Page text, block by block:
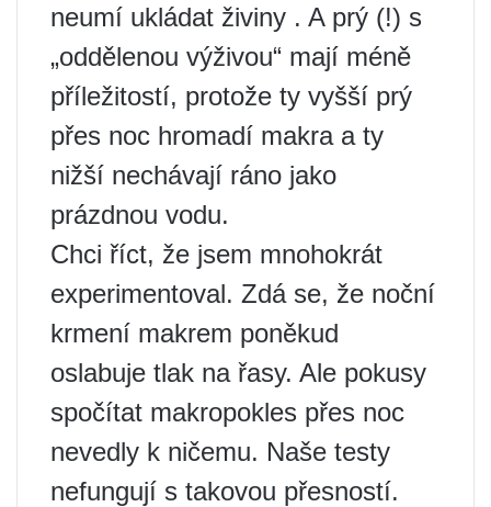
neumí ukládat živiny . A prý (!) s
„oddělenou výživou“ mají méně
příležitostí, protože ty vyšší prý
přes noc hromadí makra a ty
nižší nechávají ráno jako
prázdnou vodu.
Chci říct, že jsem mnohokrát
experimentoval. Zdá se, že noční
krmení makrem poněkud
oslabuje tlak na řasy. Ale pokusy
spočítat makropokles přes noc
nevedly k ničemu. Naše testy
nefungují s takovou přesností.